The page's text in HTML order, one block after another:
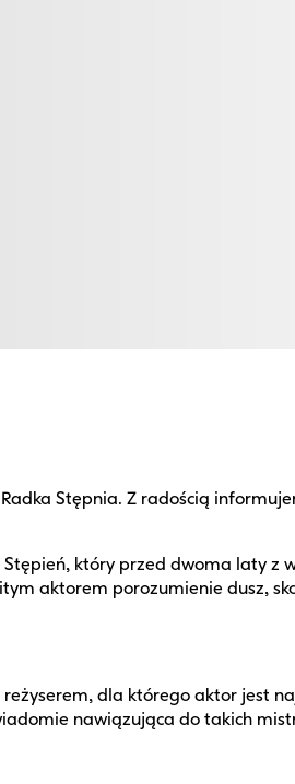
Stępnia. Z radością
który przed dwoma laty z
aktorem porozumienie dusz,
dla którego aktor jest
nawiązująca do takich